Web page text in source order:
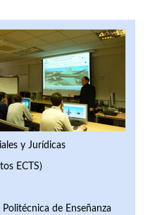
y Jurídicas
ECTS)
Politécnica de Enseñanza